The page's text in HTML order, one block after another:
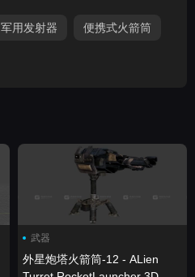
军用发射器 便携式火箭筒
武器
外星炮塔火箭筒-12 - ALien